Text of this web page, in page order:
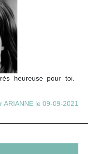
heureuse pour toi.
ARIANNE le 09-09-2021